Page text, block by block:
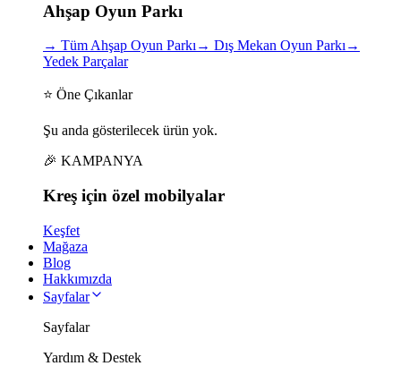
Ahşap Oyun Parkı
→ Tüm Ahşap Oyun Parkı→ Dış Mekan Oyun Parkı→
Yedek Parçalar
⭐ Öne Çıkanlar
Şu anda gösterilecek ürün yok.
🎉 KAMPANYA
Kreş için özel mobilyalar
Keşfet
Mağaza
Blog
Hakkımızda
Sayfalar
Sayfalar
Yardım & Destek